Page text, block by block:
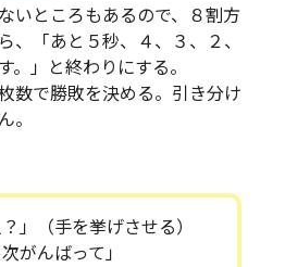
いところもあるので、８割方
、「あと５秒、４、３、２、
。」と終わりにする。
数で勝敗を決める。引き分け
。
」（手を挙げさせる）
がんばって」